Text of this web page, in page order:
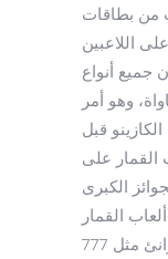
من بطاقات
اللاعبين
جميع أنواع
وهو أمر
قبل
القمار على
الكبرى
القمار
في الهند. هناك بالتأكيد موانئ مثل 777 Flame